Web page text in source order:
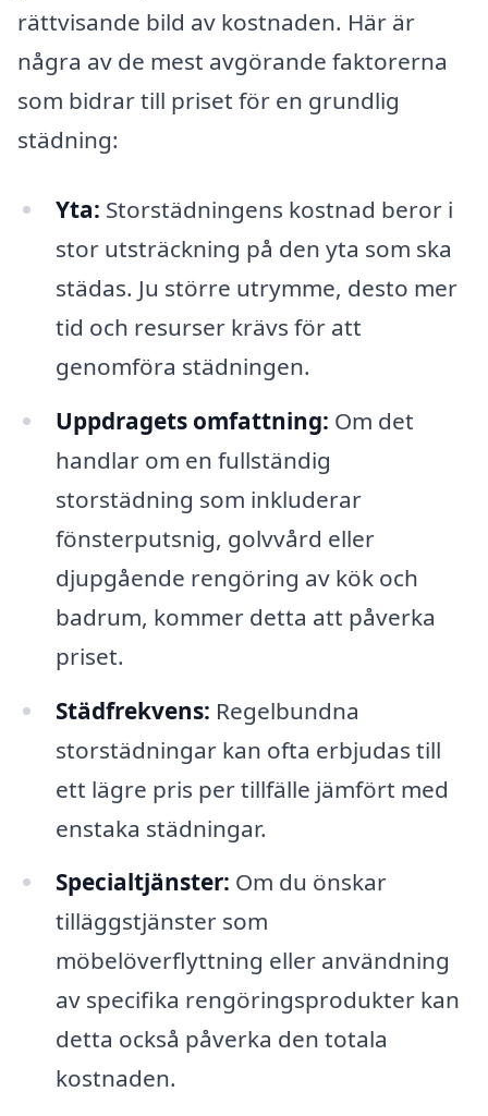
rättvisande bild av kostnaden. Här är
några av de mest avgörande faktorerna
som bidrar till priset för en grundlig
städning:
Yta: Storstädningens kostnad beror i
stor utsträckning på den yta som ska
städas. Ju större utrymme, desto mer
tid och resurser krävs för att
genomföra städningen.
Uppdragets omfattning: Om det
handlar om en fullständig
storstädning som inkluderar
fönsterputsnig, golvvård eller
djupgående rengöring av kök och
badrum, kommer detta att påverka
priset.
Städfrekvens: Regelbundna
storstädningar kan ofta erbjudas till
ett lägre pris per tillfälle jämfört med
enstaka städningar.
Specialtjänster: Om du önskar
tilläggstjänster som
möbelöverflyttning eller användning
av specifika rengöringsprodukter kan
detta också påverka den totala
kostnaden.